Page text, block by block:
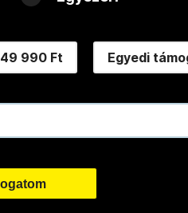
49 990 Ft Egyedi